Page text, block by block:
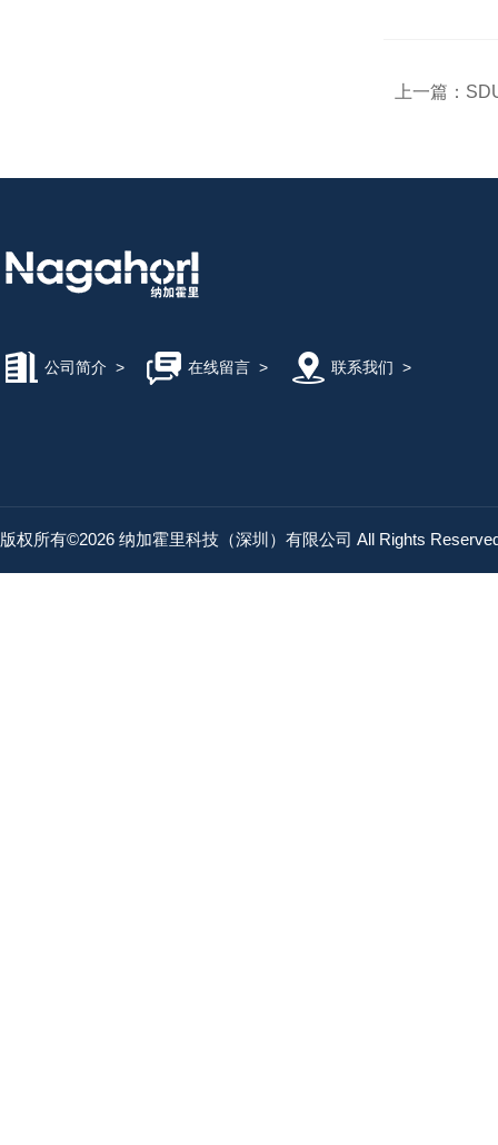
上一篇：
公司简介 > 在线留言> 联系我们 >
版权所有©2026 纳加霍里科技（深圳）有限公司 All Rights